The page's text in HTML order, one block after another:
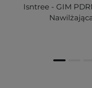
Isntree - GIM